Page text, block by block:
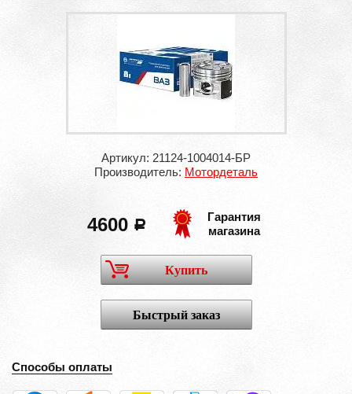
Артикул: 21124-1004014-БР
Производитель: Мотордеталь
4600 a
Гарантия
магазина
Купить
Быстрый заказ
Способы оплаты